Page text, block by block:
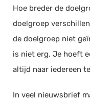
Hoe breder de
doelgroep
de doelgroep niet
is niet erg. Je hoeft
altijd naar iedereen
In veel nieuwsbrief